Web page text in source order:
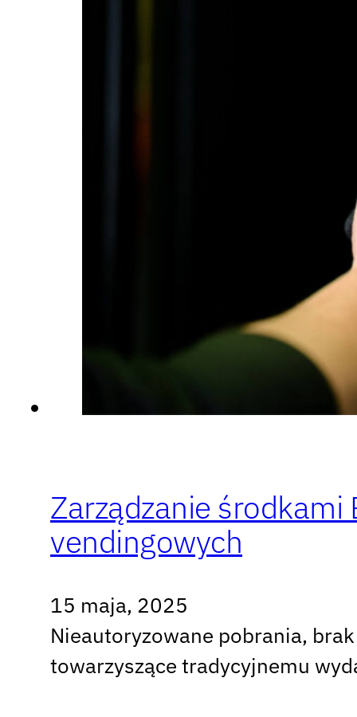
Zarządzanie środkami
vendingowych
15 maja, 2025
Nieautoryzowane pobrania,
towarzyszące tradycyjnemu